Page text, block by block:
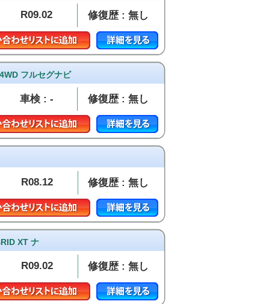
R09.02 修復歴 : 無し
フルセグナビ
車検 : - 修復歴 : 無し
R08.12 修復歴 : 無し
XT ナ
R09.02 修復歴 : 無し